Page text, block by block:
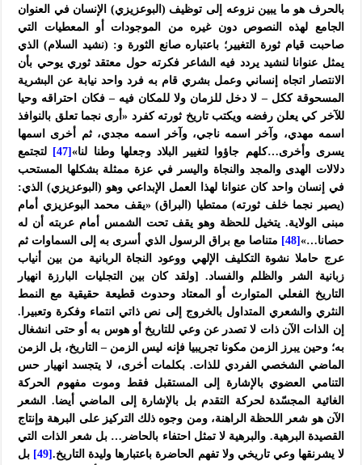
بالحرف هو ما يبين نزوعه إلى توظيف (البوعزيزي) الإنسان في العنوان
الجامع لهذه النصوص دون غيره من الموجودات أو المعطيات التي
صاحبت قيام ثورة التغيير؛ باعتباره صانع الثورة و: (نشيد السلام) الذي
يمثل عنوانا لنشيد يردد فيه الشاعر فكرته حول معتقد ثوري يوحي بأن
الانتصار اتجاه إنساني وعمل بشري قام به فرد واحد نيابة عن البشرية
المسحوقة ككل – لا دخل للزمان ولا للمكان فيه – فكان احتراقه وحيا
للآخر كي يعلن رفضه ويكتب تاريخ ثورته كفرد «أرى نجما تعلق بالنوافذ
اسمه مهدي، وآخر اسمه ناجي، وآخر اسمه مجدي، ثم أخرى اسمها
يسرى وأخرى…كلهم جاؤوا لتغيير البلاد وجعلها وطنا لنا»[47]
لتجتمع
دلالات الهدى والمجد والنجاة واليسر في عزة ممثلة بشكلها المستحب
في إنسان واحد كان عنوانا لهذا العمل الإبداعي وهو (البوعزيزي) الذي:
(يصير نجما خلف ثورته) ممتطيا (البراق) «يقف محمد البوعزيزي أمام
مبنى الولاية. يتخيل للحظة وهو يقف تحت الشمس أمام عربته أن له
حصانا…» [48]
متناصا مع براق الرسول الذي أسرى به إلى السماوات ثم
عرج حاملا نشوة التكليف الإلهي ووعود النجاة الربانية من بين أنياب
زبانية الشر والظلم والفساد. [ولقد كان بين التجليات البارزة انهيار
التاريخ الفعلي المتوارث أو المعتاد وحدوث قطيعة حقيقية مع النمط
النثري والشعري المتداول بالخروج إلى نص ذاتي انتماء وفكرة وتعبيرا.
إن الذات الآن ذات لا تصدر عن وعي للتاريخ أو هوس به أو حتى انشغال
به؛ وحين يبرز الزمن مكونا تجريبيا فإنه ليس الزمن – التاريخ، بل الزمن
الماضي الشخصي الفردي للذات. بكلمات أخرى، لا يتجسد انهيار حس
التنامي العضوي بالإشارة إلى المستقبل فقط وموت مفهوم الحركة
الغائية المجسّدة لحركة التقدم بل بالإشارة إلى الماضي أيضا. الشعر
الآن هو شعر اللحظة الراهنة، ومن وجوه ذلك التركيز على البرهة وإنتاج
القصيدة البرهية. والبرهية لا تمثل احتفاء بالحاضر… بل شعر الذات التي
لا يشرنقها وعي تاريخي ولا تفهم الحاضرة باعتبارها وليدة التاريخ.[49]
بل